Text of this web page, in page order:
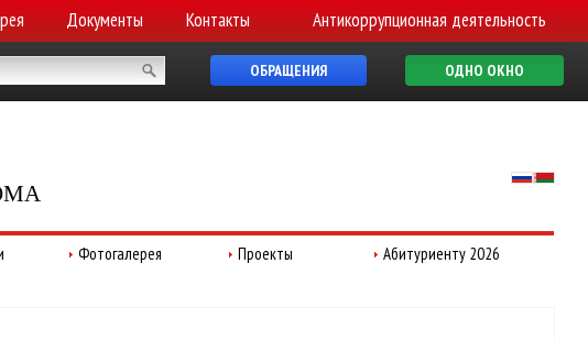
Документы Контакты Антикоррупционная деятельность
ОБРАЩЕНИЯ ОДНО ОКНО
Фотогалерея Проекты Абитуриенту 2026